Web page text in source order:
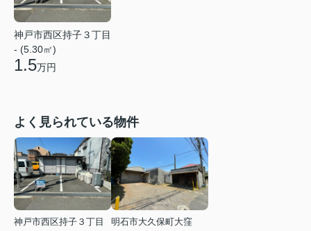
神戸市西区持子３丁目
- (5.30㎡)
1.5万円
よく見られている物件
神戸市西区持子３丁目
明石市大久保町大窪